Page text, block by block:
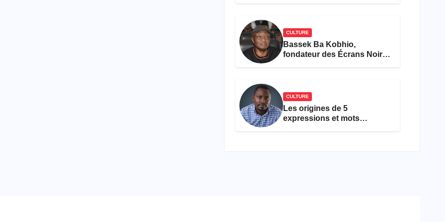
CULTURE
Bassek Ba Kobhio,
fondateur des Écrans Noirs,
CULTURE
Les origines de 5
expressions et mots